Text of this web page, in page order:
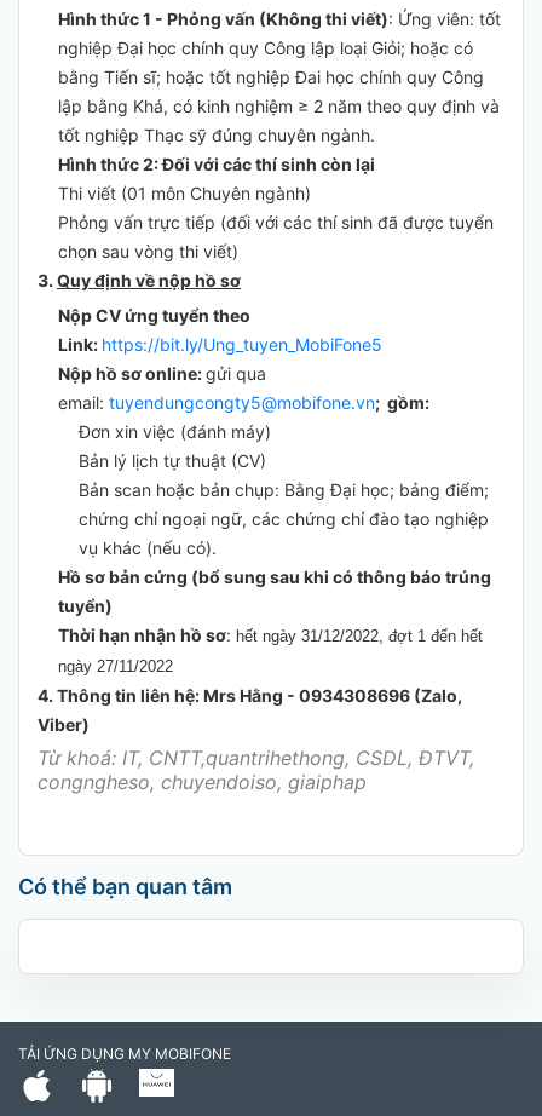
Hình thức 1 - Phỏng vấn (Không thi viết): Ứng viên: tốt
nghiệp Đại học chính quy Công lập loại Giỏi; hoặc có
bằng Tiến sĩ; hoặc tốt nghiệp Đai học chính quy Công
lập bằng Khá, có kinh nghiệm ≥ 2 năm theo quy định và
tốt nghiệp Thạc sỹ đúng chuyên ngành.
Hình thức 2: Đối với các thí sinh còn lại
Thi viết (01 môn Chuyên ngành)
Phỏng vấn trực tiếp (đối với các thí sinh đã được tuyển
chọn sau vòng thi viết)
3. Quy định về nộp hồ sơ
Nộp CV ứng tuyển theo
Link: https://bit.ly/Ung_tuyen_MobiFone5
Nộp hồ sơ online:gửi qua
email: tuyendungcongty5@mobifone.vn; gồm:
Đơn xin việc (đánh máy)
Bản lý lịch tự thuật (CV)
Bản scan hoặc bản chụp: Bằng Đại học; bảng điểm;
chứng chỉ ngoại ngữ, các chứng chỉ đào tạo nghiệp
vụ khác (nếu có).
Hồ sơ bản cứng (bổ sung sau khi có thông báo trúng
tuyển)
Thời hạn nhận hồ sơ: hết ngày 31/12/2022, đợt 1 đến hết
ngày 27/11/2022
​​4. Thông tin liên hệ: Mrs Hằng - 0934308696 (Zalo,
Viber)
Từ khoá: IT, CNTT,quantrihethong, CSDL, ĐTVT,
congngheso, chuyendoiso, giaiphap
Có thể bạn quan tâm
TẢI ỨNG DỤNG MY MOBIFONE